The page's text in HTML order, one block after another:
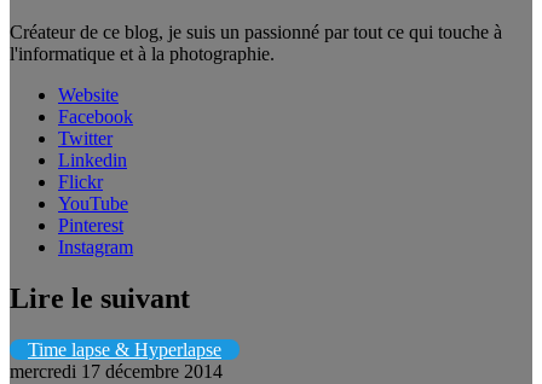
Créateur de ce blog, je suis un passionné par tout ce qui touche à
l'informatique et à la photographie.
Website
Facebook
Twitter
Linkedin
Flickr
YouTube
Pinterest
Instagram
Lire le suivant
Time lapse & Hyperlapse
mercredi 17 décembre 2014